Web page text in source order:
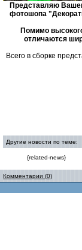
Представляю
фотошопа
Помимо
отличаются
Всего в сборке
Другие новости по теме:
{related-news}
Комментарии (0)